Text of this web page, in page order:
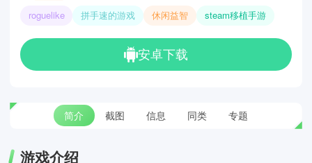
roguelike 拼手速的游戏 休闲益智 steam移植手游
安卓下载
简介 截图 信息 同类 专题
游戏介绍